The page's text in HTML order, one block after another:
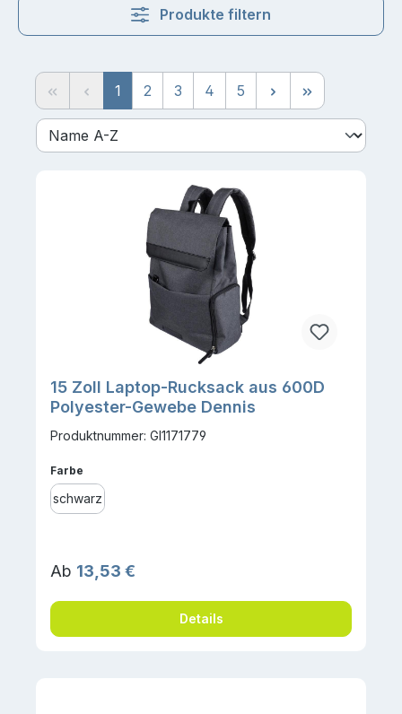
Produkte filtern
Seite
1 Seite
2 Seite
3 Seite
4 Seite
5
15 Zoll Laptop-Rucksack aus 600D
Polyester-Gewebe Dennis
Produktnummer: GI1171779
Farbe
schwarz
Regulärer Preis:
Ab 13,53 €
Details